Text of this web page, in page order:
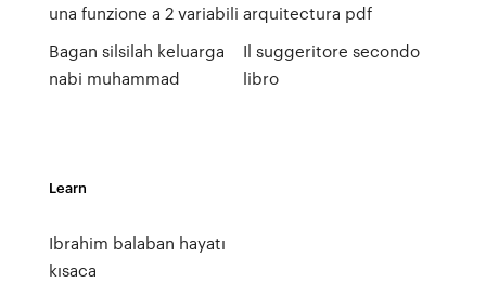
una funzione a 2 variabili
Bagan silsilah keluarga
nabi muhammad
arquitectura pdf
Il suggeritore secondo
libro
Learn
Ibrahim balaban hayatı
kısaca